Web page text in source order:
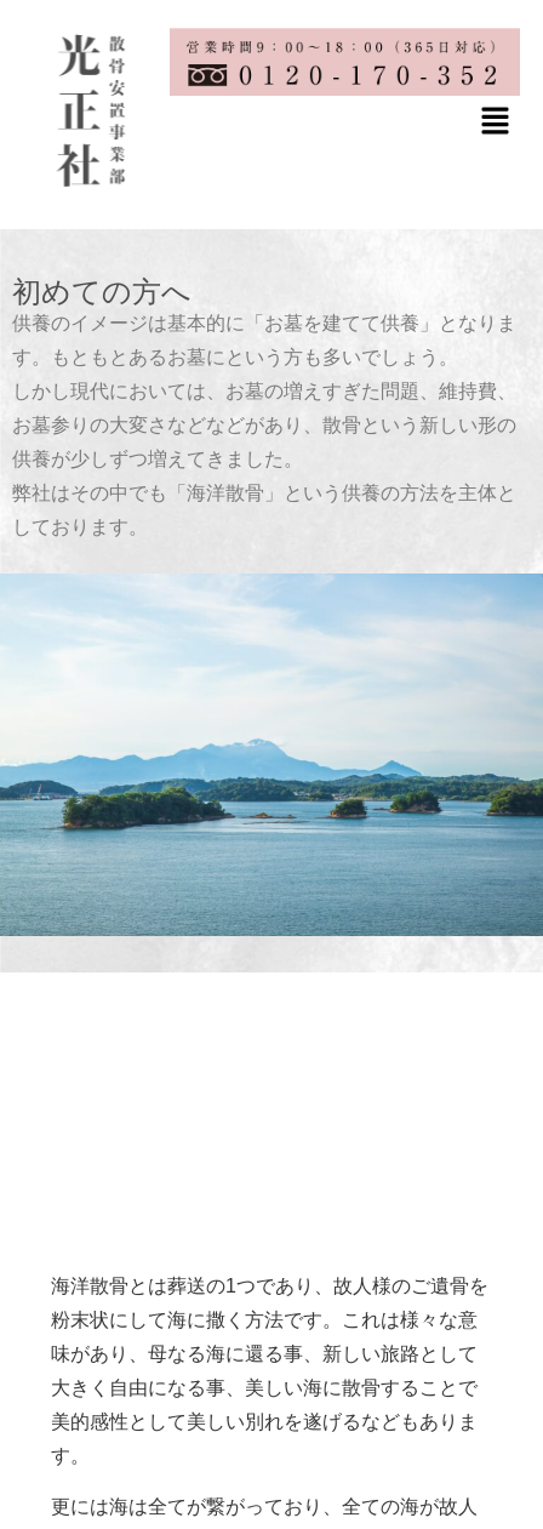
初めての方へ
供養のイメージは基本的に「お墓を建てて供養」となりま
す。もともとあるお墓にという方も多いでしょう。
しかし現代においては、お墓の増えすぎた問題、維持費、
お墓参りの大変さなどなどがあり、散骨という新しい形の
供養が少しずつ増えてきました。
弊社はその中でも「海洋散骨」という供養の方法を主体と
しております。
海洋散骨とは葬送の1つであり、故人様のご遺骨を
粉末状にして海に撒く方法です。これは様々な意
味があり、母なる海に還る事、新しい旅路として
大きく自由になる事、美しい海に散骨することで
美的感性として美しい別れを遂げるなどもありま
す。
更には海は全てが繋がっており、全ての海が故人